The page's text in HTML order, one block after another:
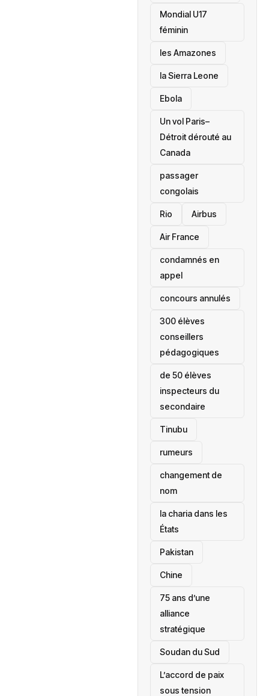
Mondial U17
féminin
les Amazones
la Sierra Leone
‎Ebola
Un vol Paris–
Détroit dérouté au
Canada
passager
congolais
Rio Airbus
Air France
condamnés en
appel
concours annulés
300 élèves
conseillers
pédagogiques
de 50 élèves
inspecteurs du
secondaire
Tinubu
rumeurs
changement de
nom
la charia dans les
États
‎Pakistan
Chine
75 ans d’une
alliance
stratégique
‎Soudan du Sud
L’accord de paix
sous tension